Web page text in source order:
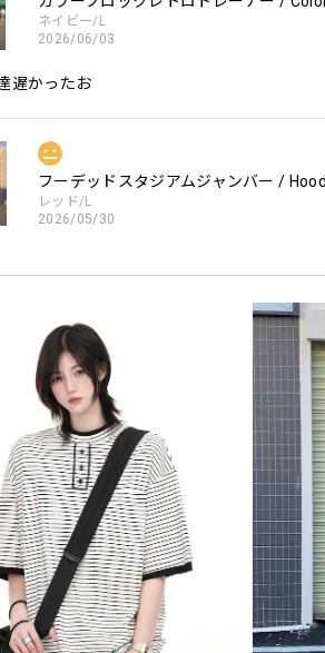
ネイビー/L
2026/06/03
遅かったお
フーデッドスタジアムジャンバー /
レッド/L
2026/05/30
フーデッドスタジアムジャンバー /
ブラック/L
2026/05/28
NCLLW オリジナルドッグタグネックレ
2026/05/27
スタンドカラーレトロジャケット /
オフホワイト/M
2026/05/27